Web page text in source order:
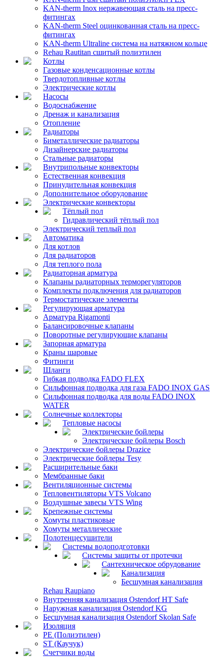
KAN-therm Inox нержавеющая сталь на пресс-
фитингах
KAN-therm Steel оцинкованная сталь на пресс-
фитингах
KAN-therm Ultraline система на натяжном кольце
Rehau Rautitan сшитый полиэтилен
Котлы
Газовые конденсационные котлы
Твердотопливные котлы
Электрические котлы
Насосы
Водоснабжение
Дренаж и канализация
Отопление
Радиаторы
Биметаллические радиаторы
Дизайнерские радиаторы
Стальные радиаторы
Внутрипольные конвекторы
Естественная конвекция
Принудительная конвекция
Дополнительное оборудование
Электрические конвекторы
Тёплый пол
Гидравлический тёплый пол
Электрический теплый пол
Автоматика
Для котлов
Для радиаторов
Для теплого пола
Радиаторная арматура
Клапаны радиаторных терморегуляторов
Комплекты подключения для радиаторов
Термостатические элементы
Регулирующая арматура
Арматура Rigamonti
Балансировочные клапаны
Поворотные регулирующие клапаны
Запорная арматура
Краны шаровые
Фитинги
Шланги
Гибкая подводка FADO FLEX
Сильфонная подводка для газа FADO INOX GAS
Сильфонная подводка для воды FADO INOX
WATER
Солнечные коллекторы
Тепловые насосы
Электрические бойлеры
Электрические бойлеры Bosch
Электрические бойлеры Drazice
Электрические бойлеры Tesy
Расширительные баки
Мембранные баки
Вентиляционные системы
Тепловентиляторы VTS Volcano
Воздушные завесы VTS Wing
Крепежные системы
Хомуты пластиковые
Хомуты металлические
Полотенцесушители
Системы водоподготовки
Системы защиты от протечки
Сантехническое обрудование
Канализация
Бесшумная канализация
Rehau Raupiano
Внутренняя канализация Ostendorf HT Safe
Наружная канализация Ostendorf KG
Бесшумная канализация Ostendorf Skolan Safe
Изоляция
PE (Полиэтилен)
ST (Каучук)
Счетчики воды